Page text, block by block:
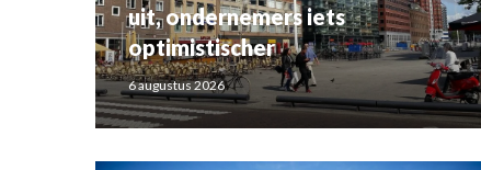
uit, ondernemers iets
optimistischer
6 augustus 2026